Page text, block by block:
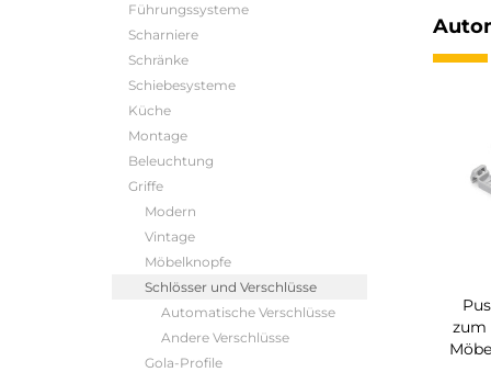
Führungssysteme
Scharniere
Schränke
Schiebesysteme
Küche
Montage
Beleuchtung
Griffe
Modern
Vintage
Möbelknopfe
Schlösser und Verschlüsse
Automatische Verschlüsse
Andere Verschlüsse
Gola-Profile
zum